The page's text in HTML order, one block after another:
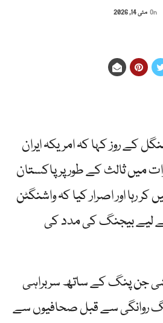
On مئی 14, 2026
کے روز کہا کہ امریکہ ایران
میں ثالث کے طور پر پاکستان
کر رہا اور اصرار کیا کہ واشنگٹن
لیے بیجنگ کی مدد کی
جن پنگ کے ساتھ سربراہی
روانگی سے قبل صحافیوں سے